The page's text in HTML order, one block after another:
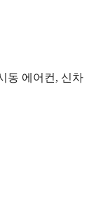
동 에어컨, 신차